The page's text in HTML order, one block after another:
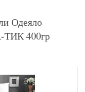
Одеяло
400гр